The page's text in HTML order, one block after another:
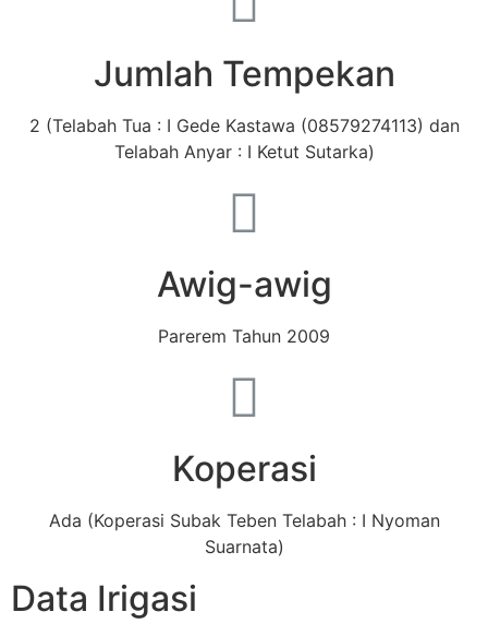
Jumlah Tempekan
2 (Telabah Tua : I Gede Kastawa (08579274113) dan
Telabah Anyar : I Ketut Sutarka)
Awig-awig
Parerem Tahun 2009
Koperasi
Ada (Koperasi Subak Teben Telabah : I Nyoman
Suarnata)
Data Irigasi